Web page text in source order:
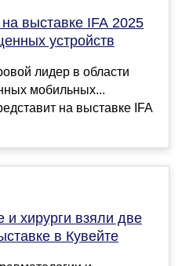
выставке IFA 2025
устройств
лидер в области
мобильных...
на выставке IFA
и хирурги взяли две
в Кувейте